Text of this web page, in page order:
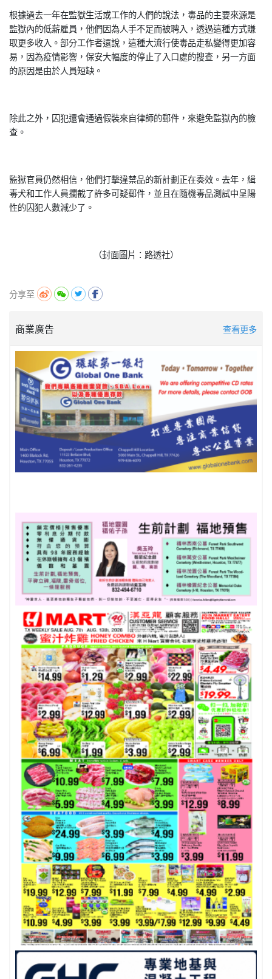
根據過去一年在監獄生活或工作的人們的說法，毒品的主要來源是
監獄內的低薪雇員，他們因為人手不足而被聘入，透過這種方式賺
取更多收入。部分工作者還說，這種大流行使毒品走私變得更加容
易，因為疫情影響，保安大幅度的停止了入口處的搜查，另一方面
的原因是由於人員短缺。
除此之外，囚犯還會通過假裝來自律師的郵件，來避免監獄內的檢
查。
監獄官員仍然相信，他們打擊違禁品的新計劃正在奏效。去年，緝
毒犬和工作人員攔截了許多可疑郵件，並且在隨機毒品測試中呈陽
性的囚犯人數減少了。
（封面圖片：路透社）
分享至
商業廣告 查看更多